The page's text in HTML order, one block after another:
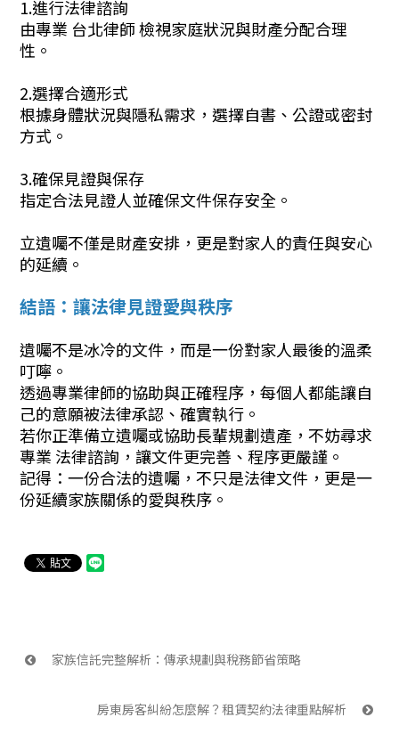
1.進行法律諮詢
由專業 台北律師 檢視家庭狀況與財產分配合理
性。
2.選擇合適形式
根據身體狀況與隱私需求，選擇自書、公證或密封
方式。
3.確保見證與保存
指定合法見證人並確保文件保存安全。
立遺囑不僅是財產安排，更是對家人的責任與安心
的延續。
結語：讓法律見證愛與秩序
遺囑不是冰冷的文件，而是一份對家人最後的溫柔
叮嚀。
透過專業律師的協助與正確程序，每個人都能讓自
己的意願被法律承認、確實執行。
若你正準備立遺囑或協助長輩規劃遺產，不妨尋求
專業 法律諮詢，讓文件更完善、程序更嚴謹。
記得：一份合法的遺囑，不只是法律文件，更是一
份延續家族關係的愛與秩序。
家族信託完整解析：傳承規劃與稅務節省策略
房東房客糾紛怎麼解？租賃契約法律重點解析